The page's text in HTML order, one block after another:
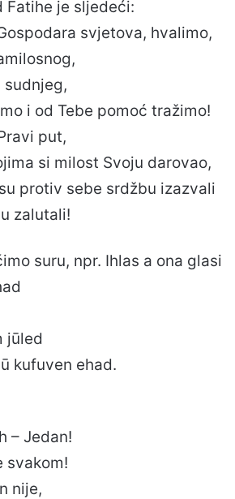
Fatihe je sljedeći:
svjetova, hvalimo,
sudnjeg,
i od Tebe pomoć tražimo!
put,
si milost Svoju darovao,
protiv sebe srdžbu izazvali
zalutali!
suru, npr. Ihlas a ona glasi
jūled
kufuven ehad.
– Jedan!
svakom!
nije,